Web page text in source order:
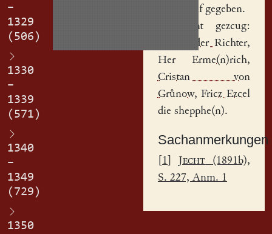
–
1329
(506)
1330
–
1339
(571)
1340
–
1349
(729)
1350
sin gut uf gegeben.
Des sint gezcug:
Mertin der Richter,
Her Erme(n)rich,
Cristan von
Grůnow,Fricz Ezcel
die shepphe(n).
Sachanmerkungen
1 Jecht (1891b),
S. 227, Anm. 1